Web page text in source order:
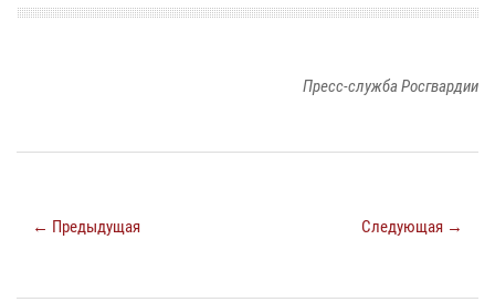
Пресс-служба Росгвардии
← Предыдущая Следующая →